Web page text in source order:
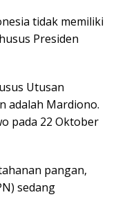
tidak memiliki
Presiden
Utusan
adalah Mardiono.
pada 22 Oktober
pangan,
sedang